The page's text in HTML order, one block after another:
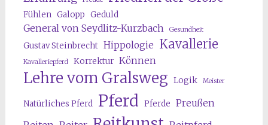
Fühlen Galopp Geduld
General von Seydlitz-Kurzbach Gesundheit
Gustav Steinbrecht Hippologie Kavallerie
Kavalleriepferd Korrektur Können
Lehre vom Gralsweg Logik Meister
Natürliches Pferd Pferd Pferde Preußen